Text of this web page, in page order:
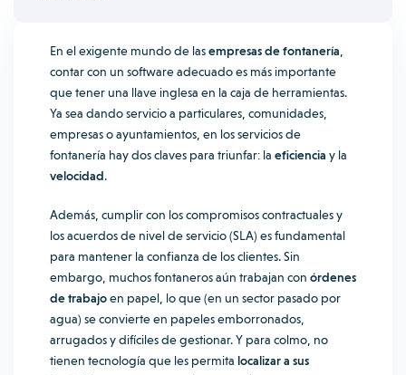
En el exigente mundo de lasempresas de fontanería
contar con un software adecuado es más importante
que tener una llave inglesa en la caja de herramientas.
Ya sea dando servicio a particulares, comunidades,
empresas o ayuntamientos, en los servicios de
fontanería hay dos claves para triunfar: la eficiencia y la
velocidad.
Además, cumplir con los compromisos contractuales y
los acuerdos de nivel de servicio (SLA) es fundamental
para mantener la confianza de los clientes.Sin
embargo, muchos fontaneros aún trabajan con órdenes
de trabajoen papel, lo que (en un sector pasado por
agua) se convierte en papeles emborronados,
arrugados y difíciles de gestionar. Y para colmo, no
tienen tecnología que les permita localizar a sus